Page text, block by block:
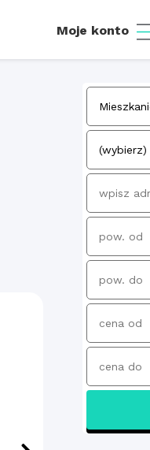
Moje konto